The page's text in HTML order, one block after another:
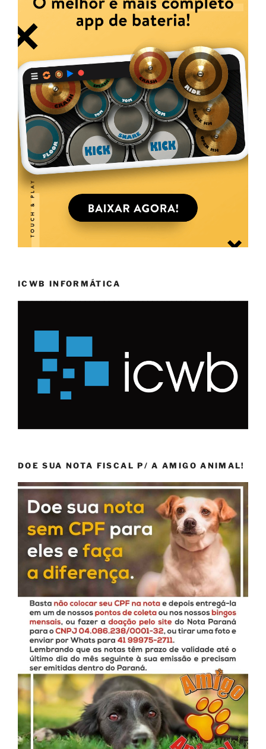
ICWB INFORMÁTICA
DOE SUA NOTA FISCAL P/ A AMIGO ANIMAL!